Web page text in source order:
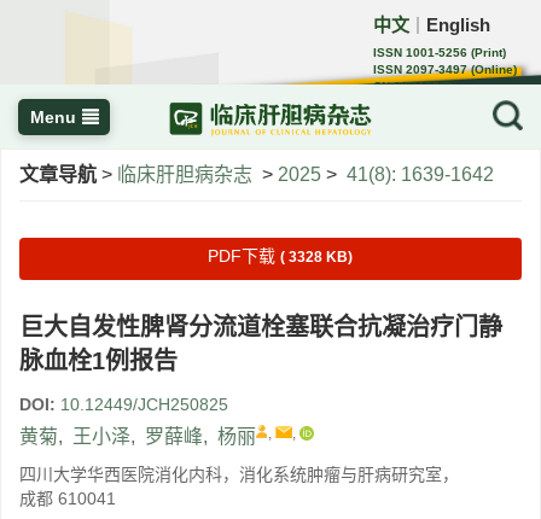
中文 English
ISSN 1001-5256 (Print)
ISSN 2097-3497 (Online)
CN 22-1108/R
Menu
文章导航 > 临床肝胆病杂志 > 2025 > 41(8): 1639-1642
PDF下载 ( 3328 KB)
巨大自发性脾肾分流道栓塞联合抗凝治疗门静
脉血栓1例报告
DOI: 10.12449/JCH250825
黄菊, 王小泽, 罗薛峰, 杨丽 , ,
四川大学华西医院消化内科，消化系统肿瘤与肝病研究室，
成都 610041